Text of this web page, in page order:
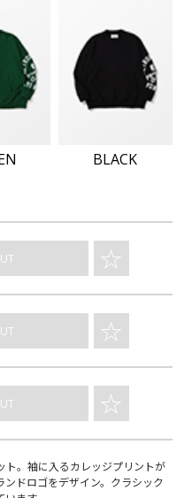
BLACK
☆
☆
☆
。袖に入るカレッジプリントが
ドロゴをデザイン。クラシック